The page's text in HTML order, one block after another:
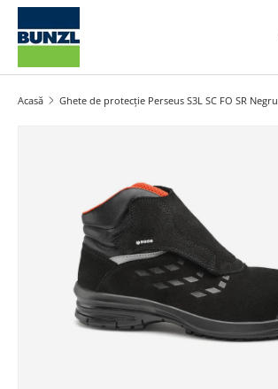
Salt la conținut
Caută
Acasă Ghete de protecție Perseus S3L SC FO SR Negru